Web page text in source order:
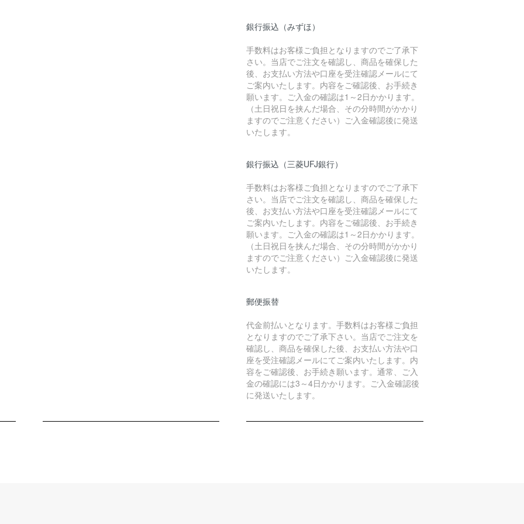
銀行振込（みずほ）
手数料はお客様ご負担となりますのでご了承下
さい。当店でご注文を確認し、商品を確保した
後、お支払い方法や口座を受注確認メールにて
ご案内いたします。内容をご確認後、お手続き
願います。ご入金の確認は1～2日かかります。
（土日祝日を挟んだ場合、その分時間がかかり
ますのでご注意ください）ご入金確認後に発送
いたします。
銀行振込（三菱UFJ銀行）
手数料はお客様ご負担となりますのでご了承下
さい。当店でご注文を確認し、商品を確保した
後、お支払い方法や口座を受注確認メールにて
ご案内いたします。内容をご確認後、お手続き
願います。ご入金の確認は1～2日かかります。
（土日祝日を挟んだ場合、その分時間がかかり
ますのでご注意ください）ご入金確認後に発送
いたします。
郵便振替
代金前払いとなります。手数料はお客様ご負担
となりますのでご了承下さい。当店でご注文を
確認し、商品を確保した後、お支払い方法や口
座を受注確認メールにてご案内いたします。内
容をご確認後、お手続き願います。通常、ご入
金の確認には3～4日かかります。ご入金確認後
に発送いたします。